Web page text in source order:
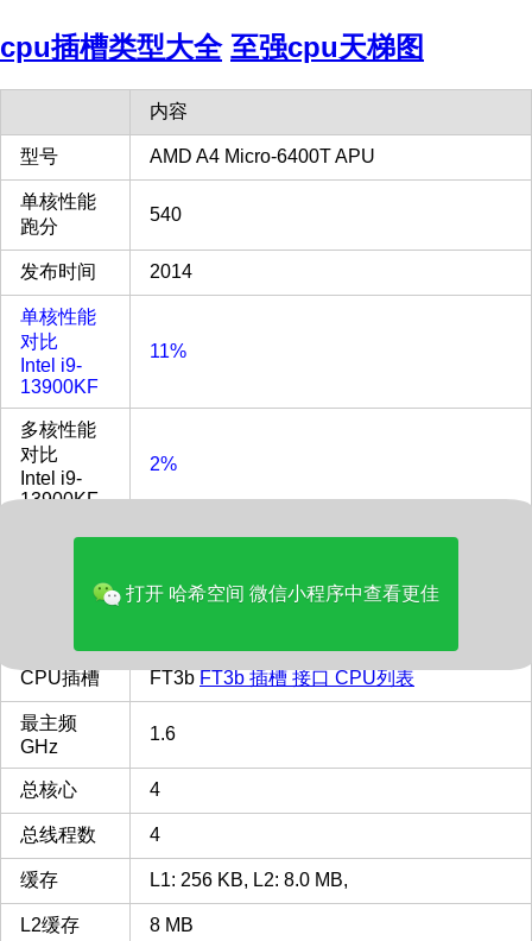
cpu插槽类型大全 至强cpu天梯图
内容
型号 AMD A4 Micro-6400T APU
单核性能
跑分
540
发布时间 2014
单核性能
对比
Intel i9-
13900KF
11%
多核性能
对比
Intel i9-
13900KF
2%
AMD
多核评分 1082
CPU插槽 FT3b FT3b 插槽 接口 CPU列表
最主频
GHz
1.6
总核心 4
总线程数 4
缓存 L1: 256 KB, L2: 8.0 MB,
L2缓存 8 MB
打开 哈希空间 微信小程序中查看更佳